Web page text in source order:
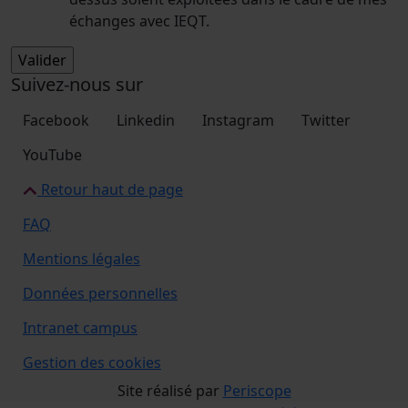
échanges avec IEQT.
Suivez-nous sur
Facebook Linkedin Instagram
Twitter
YouTube
Retour haut de page
FAQ
Mentions légales
Données personnelles
Intranet campus
Gestion des cookies
Site réalisé par Periscope